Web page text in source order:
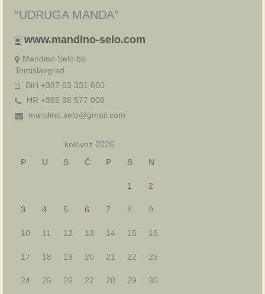
“UDRUGA MANDA”
www.mandino-selo.com
Mandino Selo bb
Tomislavgrad
BiH +387 63 331 660
HR +385 98 577 006
mandino.selo@gmail.com
kolovoz 2026
P
U S Č P S N
1 2
3 4 5 6 7 8 9
10 11 12 13 14 15 16
17 18 19 20 21 22 23
24 25 26 27 28 29 30